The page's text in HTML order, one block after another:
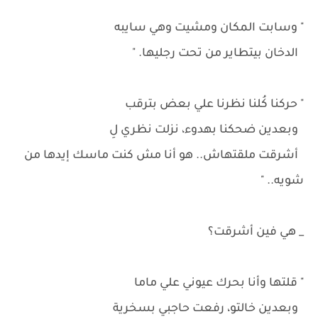
" وسابت المكان ومشيت وهي سايبه
الدخان بيتطاير من تحت رجليها. "
" حركنا كُلنا نظرنا علي بعض بترقب
وبعدين ضحكنا بهدوء، نزلت نظري لِ
أشرقت ملقتهاش.. هو أنا مش كنت ماسك إيدها من
شويه.. "
_ هي فين أشرقت؟
" قلتها وأنا بحرك عيوني علي ماما
وبعدين خالتو، رفعت حاجبي بسخرية